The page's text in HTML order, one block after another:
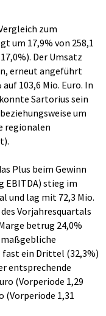
zum
um 17,9% von 258,1
Der Umsatz
erneut angeführt
103,6 Mio. Euro. In
Sartorius sein
um
regionalen
Plus beim Gewinn
EBITDA) stieg im
und lag mit 72,3 Mio.
Vorjahresquartals
betrug 24,0%
ein Drittel (32,3%)
entsprechende
(Vorperiode 1,29
(Vorperiode 1,31